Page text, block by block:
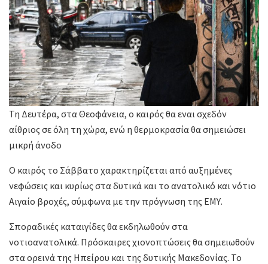
Τη Δευτέρα, στα Θεοφάνεια, ο καιρός θα εναι σχεδόν
αίθριος σε όλη τη χώρα, ενώ η θερμοκρασία θα σημειώσει
μικρή άνοδο
Ο καιρός το Σάββατο χαρακτηρίζεται από αυξημένες
νεφώσεις και κυρίως στα δυτικά και το ανατολικό και νότιο
Αιγαίο βροχές, σύμφωνα με την πρόγνωση της ΕΜΥ.
Σποραδικές καταιγίδες θα εκδηλωθούν στα
νοτιοανατολικά. Πρόσκαιρες χιονοπτώσεις θα σημειωθούν
στα ορεινά της Ηπείρου και της δυτικής Μακεδονίας. Το